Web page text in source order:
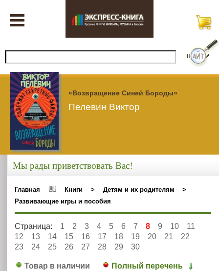
«Возвращение Синей Бороды»
Пелевин Виктор
Мы рады приветствовать Вас!
Главная Книги > Детям и их родителям
>
Развивающие игры и пособия
Страница: 1 2 3 4 5 6 7 8 9 10
11
12
13 14 15 16 17 18 19 20 21
22
23
24 25 26 27 28 29 30
Товар в наличии Полный перечень